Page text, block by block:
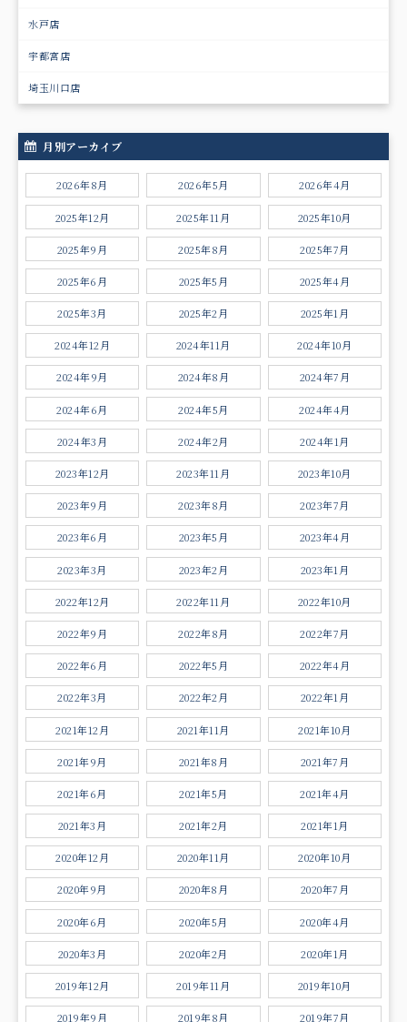
水戸店
宇都宮店
埼玉川口店
月別アーカイブ
2026年8月 2026年5月 2026年4月
2025年12月 2025年11月 2025年10月
2025年9月 2025年8月 2025年7月
2025年6月 2025年5月 2025年4月
2025年3月 2025年2月 2025年1月
2024年12月 2024年11月 2024年10月
2024年9月 2024年8月 2024年7月
2024年6月 2024年5月 2024年4月
2024年3月 2024年2月 2024年1月
2023年12月 2023年11月 2023年10月
2023年9月 2023年8月 2023年7月
2023年6月 2023年5月 2023年4月
2023年3月 2023年2月 2023年1月
2022年12月 2022年11月 2022年10月
2022年9月 2022年8月 2022年7月
2022年6月 2022年5月 2022年4月
2022年3月 2022年2月 2022年1月
2021年12月 2021年11月 2021年10月
2021年9月 2021年8月 2021年7月
2021年6月 2021年5月 2021年4月
2021年3月 2021年2月 2021年1月
2020年12月 2020年11月 2020年10月
2020年9月 2020年8月 2020年7月
2020年6月 2020年5月 2020年4月
2020年3月 2020年2月 2020年1月
2019年12月 2019年11月 2019年10月
2019年9月 2019年8月 2019年7月